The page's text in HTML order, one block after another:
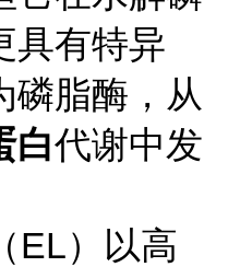
具有特异
磷脂酶，从
白代谢中发
EL）
以高